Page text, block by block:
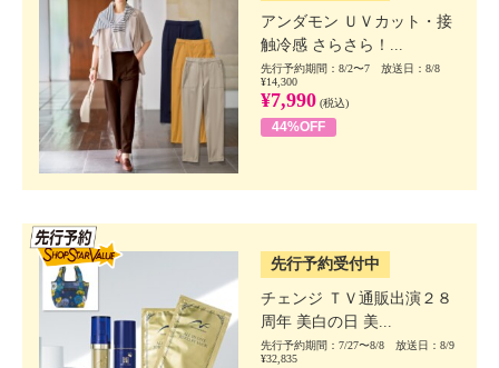
アンダモン ＵＶカット・接
触冷感 さらさら！...
先行予約期間：8/2〜7 放送日：8/8
¥14,300
¥7,990 (税込)
44%OFF
先行予約受付中
チェンジ ＴＶ通販出演２８
周年 美白の日 美...
先行予約期間：7/27〜8/8 放送日：8/9
¥32,835